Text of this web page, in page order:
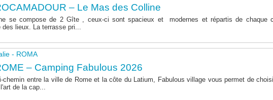
– Le Mas des Colline
se compose de 2 Gîte , ceux-ci sont spacieux et modernes et répartis de chaque
des lieux. La terrasse pri...
- ROMA
– Camping Fabulous 2026
chemin entre la ville de Rome et la côte du Latium, Fabulous village vous permet de
de la cap...